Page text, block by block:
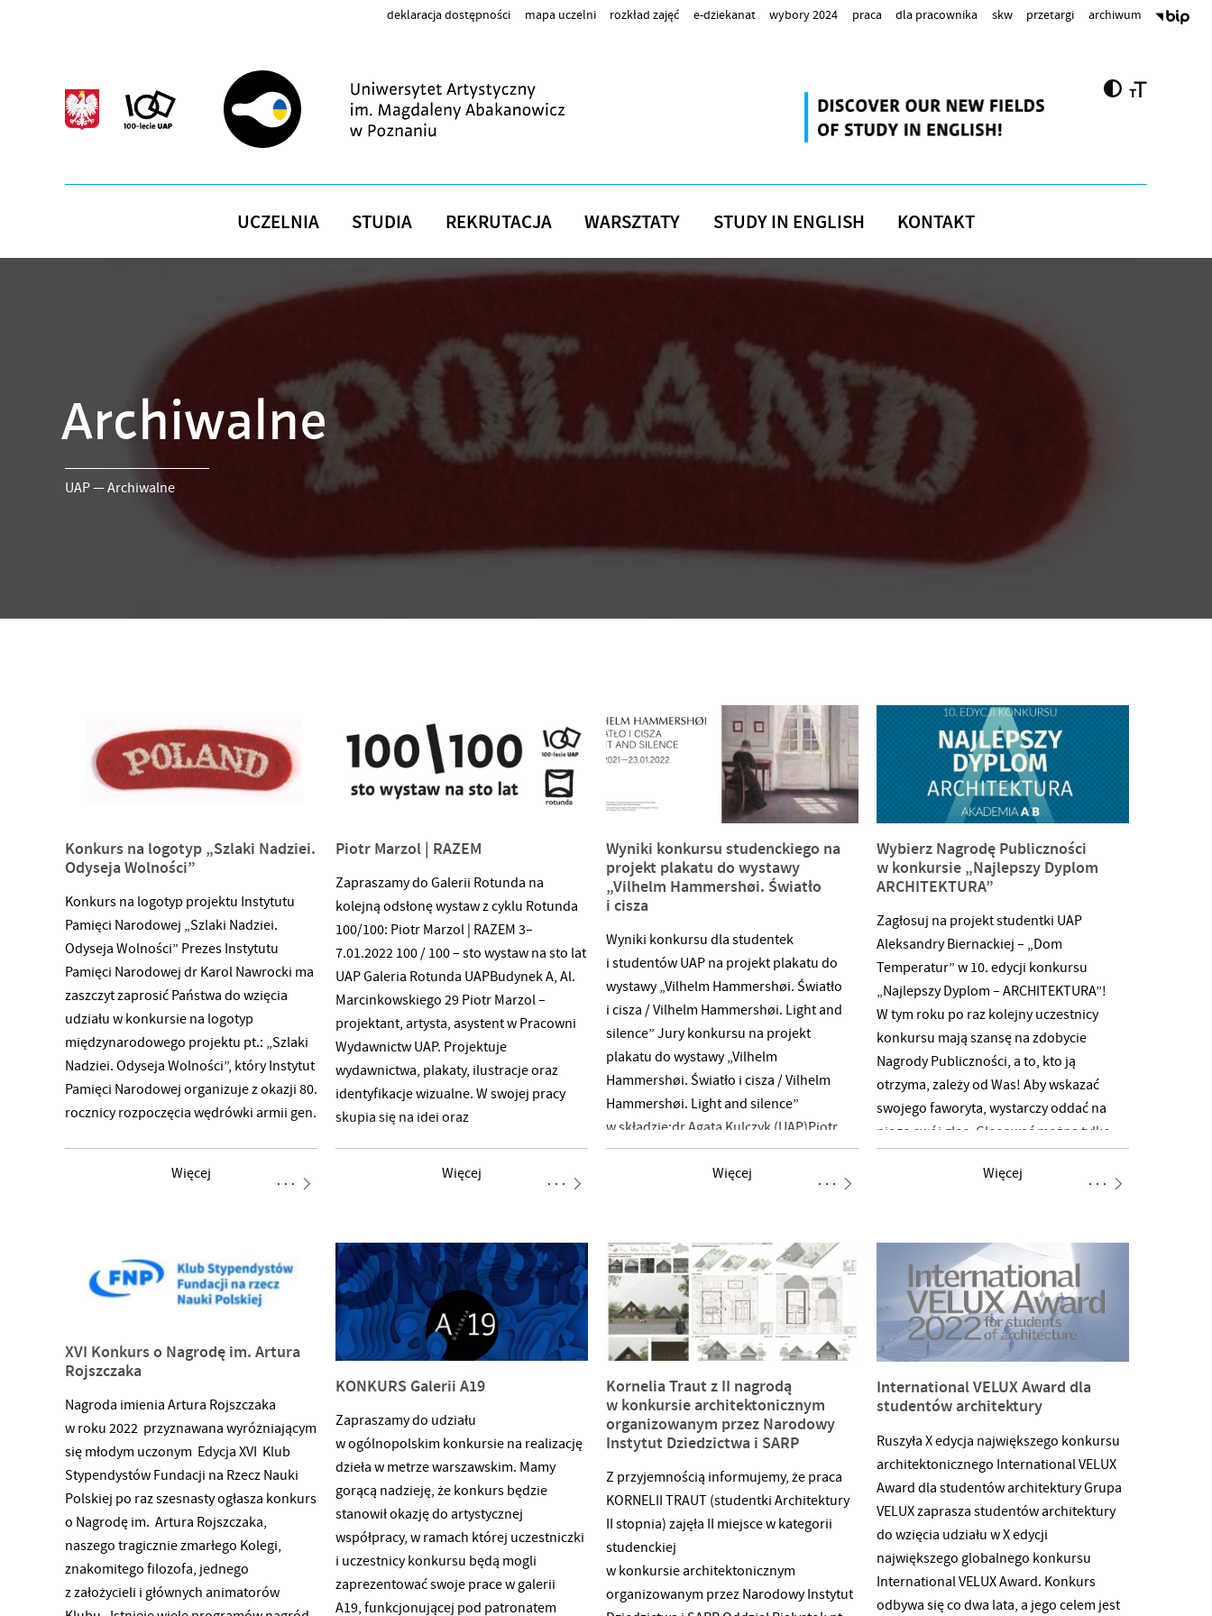
deklaracja dostępności mapa uczelni rozkład zajęć e-dziekanat wybory 2024 praca dla pracownika skw przetargi archiwum
UCZELNIA STUDIA REKRUTACJA WARSZTATY STUDY IN ENGLISH KONTAKT
Archiwalne
UAP—Archiwalne
Konkurs na logotyp „Szlaki Nadziei.
Odyseja Wolności”
Konkurs na logotyp projektu Instytutu
Pamięci Narodowej „Szlaki Nadziei.
Odyseja Wolności” Prezes Instytutu
Pamięci Narodowej dr Karol Nawrocki ma
zaszczyt zaprosić Państwa do wzięcia
udziału w konkursie na logotyp
międzynarodowego projektu pt.: „Szlaki
Nadziei. Odyseja Wolności”, który Instytut
Pamięci Narodowej organizuje z okazji 80.
rocznicy rozpoczęcia wędrówki armii gen.
projektu IPN ”Szlaki Nadziei. Odyseja
o charakterze edukacyjnym, naukowym
i upamiętniającym realizowanych
w kraju i za granicą. Laureaci otrzymują
nagrody finansowe: odpowiednio za
000 zł, III miejsca – 7 000 zł. Projekty
logotypów należy
Więcej
Piotr Marzol | RAZEM
Zapraszamy do Galerii Rotunda na
kolejną odsłonę wystaw z cyklu Rotunda
100/100: Piotr Marzol | RAZEM 3–
7.01.2022 100 / 100 – sto wystaw na sto lat
UAP Galeria Rotunda UAPBudynek A, Al.
Marcinkowskiego 29 Piotr Marzol –
projektant, artysta, asystent w Pracowni
Wydawnictw UAP. Projektuje
wydawnictwa, plakaty, ilustracje oraz
identyfikacje wizualne. W swojej pracy
skupia się na idei oraz
były prezentowane i nagradzane na
licznych wystawach z obszaru grafiki
Serbia, Holandia, Ukraina, Francja, USA).
Wybrane nagrody i wyróżnienia to:
Nagroda Prezydenta Miasta Poznania za
Najlepszą Książkę 2018 roku, Finał
Graphic Design Festival Breda w Holandii
Więcej
Wyniki konkursu studenckiego na
projekt plakatu do wystawy
„Vilhelm Hammershøi. Światło
i cisza
Wyniki konkursu dla studentek
i studentów UAP na projekt plakatu do
wystawy „Vilhelm Hammershøi. Światło
i cisza / Vilhelm Hammershøi. Light and
silence” Jury konkursu na projekt
plakatu do wystawy „Vilhelm
Hammershøi. Światło i cisza / Vilhelm
Hammershøi. Light and silence”
w składzie:dr Agata Kulczyk (UAP)Piotr
Grzywacz (UAP)Martyna Łukasiewicz
(MNP)Paweł Oses (MNP)zdecydowało
I miejsce,Weronika Jagiełka – II
miejsce,Paweł Pacholec – III miejsceJury
zadecydowało nie przyznawać wyróżnień,
jednocześnie podjęło decyzję, by na
wystawie organizowanej na Dziedzińcu
Urzędu Miasta Poznania na Placu
Kolegiackim 17, wyeksponować również
te prace, które nie spełniły wymogów
regulaminowych. Na wystawie, poza
pracami laureatów, zaprezentowane
zostaną prace następujących
uczestników konkursu:Agnieszka Berest,
Jakub Franczak, Maria Luiza Kasprzak,
Kacper Lipowy, Julia Pikul, Martyna
Ryguła,
Więcej
Wybierz Nagrodę Publiczności
w konkursie „Najlepszy Dyplom
ARCHITEKTURA”
Zagłosuj na projekt studentki UAP
Aleksandry Biernackiej – „Dom
Temperatur” w 10. edycji konkursu
„Najlepszy Dyplom – ARCHITEKTURA”!
W tym roku po raz kolejny uczestnicy
konkursu mają szansę na zdobycie
Nagrody Publiczności, a to, kto ją
otrzyma, zależy od Was! Aby wskazać
swojego faworyta, wystarczy oddać na
niego swój głos. Głosować można tylko
raz wyłącznie na jeden projekt*.
Głosowanie trwa do 20 stycznia 2022
publicznosci-najlepszy-dyplom-
architektura2020,9637.html?
Więcej
XVI Konkurs o Nagrodę im. Artura
Rojszczaka
Nagroda imienia Artura Rojszczaka
w roku 2022 przyznawana wyróżniającym
się młodym uczonym Edycja XVI Klub
Stypendystów Fundacji na Rzecz Nauki
Polskiej po raz szesnasty ogłasza konkurs
o Nagrodę im. Artura Rojszczaka,
naszego tragicznie zmarłego Kolegi,
znakomitego filozofa, jednego
z założycieli i głównych animatorów
KONKURS Galerii A19
Zapraszamy do udziału
w ogólnopolskim konkursie na realizację
dzieła w metrze warszawskim. Mamy
gorącą nadzieję, że konkurs będzie
stanowił okazję do artystycznej
współpracy, w ramach której uczestniczki
i uczestnicy konkursu będą mogli
zaprezentować swoje prace w galerii
A19, funkcjonującej pod patronatem
Kornelia Traut z II nagrodą
w konkursie architektonicznym
organizowanym przez Narodowy
Instytut Dziedzictwa i SARP
Z przyjemnością informujemy, że praca
KORNELII TRAUT (studentki Architektury
II stopnia) zajęła II miejsce w kategorii
studenckiej
w konkursie architektonicznym
organizowanym przez Narodowy Instytut
International VELUX Award dla
studentów architektury
Ruszyła X edycja największego konkursu
architektonicznego International VELUX
Award dla studentów architektury Grupa
VELUX zaprasza studentów architektury
do wzięcia udziału w X edycji
największego globalnego konkursu
International VELUX Award. Konkurs
odbywa się co dwa lata, a jego celem jest